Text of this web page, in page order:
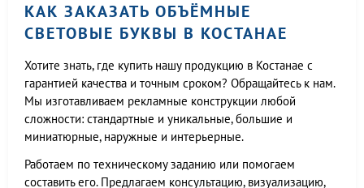
КАК ЗАКАЗАТЬ ОБЪЁМНЫЕ
СВЕТОВЫЕ БУКВЫ В КОСТАНАЕ
Хотите знать, где купить нашу продукцию в Костанае с
гарантией качества и точным сроком? Обращайтесь к нам.
Мы изготавливаем рекламные конструкции любой
сложности: стандартные и уникальные, большие и
миниатюрные, наружные и интерьерные.
Работаем по техническому заданию или помогаем
составить его. Предлагаем консультацию, визуализацию,